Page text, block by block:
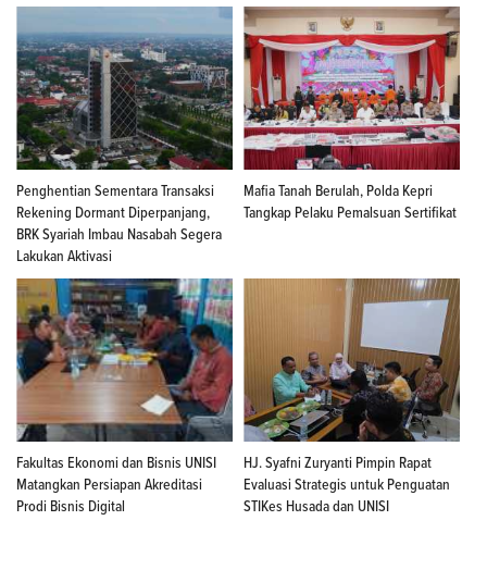
Penghentian Sementara Transaksi
Rekening Dormant Diperpanjang,
BRK Syariah Imbau Nasabah Segera
Lakukan Aktivasi
Mafia Tanah Berulah, Polda Kepri
Tangkap Pelaku Pemalsuan Sertifikat
Fakultas Ekonomi dan Bisnis UNISI
Matangkan Persiapan Akreditasi
Prodi Bisnis Digital
HJ. Syafni Zuryanti Pimpin Rapat
Evaluasi Strategis untuk Penguatan
STIKes Husada dan UNISI